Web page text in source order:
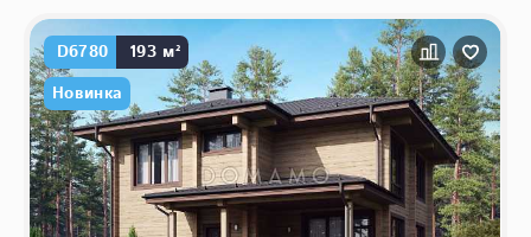
D6780
193 м²
Новинка